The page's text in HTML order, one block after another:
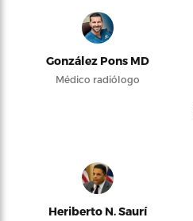
González Pons MD
Médico radiólogo
Heriberto N. Saurí